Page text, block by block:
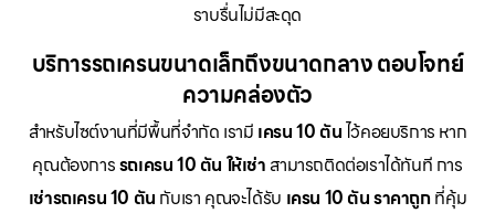
ราบรื่นไม่มีสะดุด
บริการรถเครนขนาดเล็กถึงขนาดกลาง ตอบโจทย์
ความคล่องตัว
สำหรับไซต์งานที่มีพื้นที่จำกัด เรามี เครน 10 ตันไว้คอยบริการ หาก
คุณต้องการรถเครน 10 ตัน ให้เช่า สามารถติดต่อเราได้ทันที การ
เช่ารถเครน 10 ตัน กับเรา คุณจะได้รับ เครน 10 ตัน ราคาถูกที่คุ้ม